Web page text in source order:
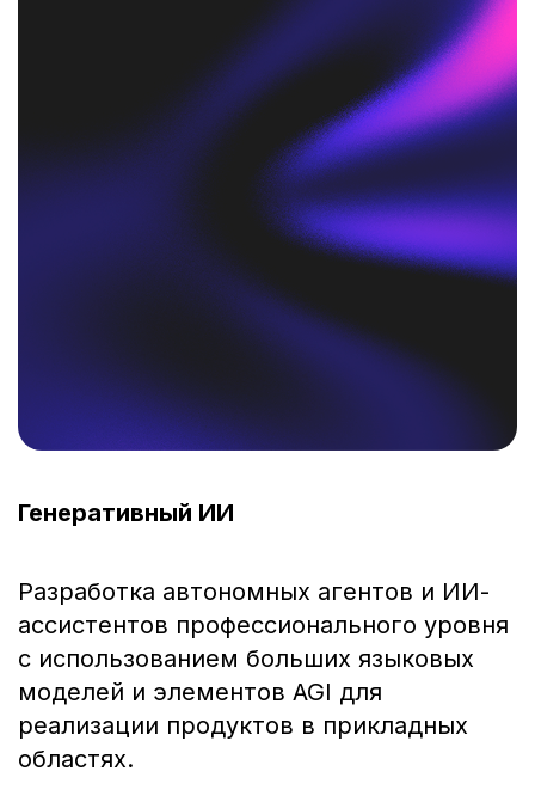
Генеративный ИИ
Разработка автономных агентов и ИИ-
ассистентов профессионального уровня
с использованием больших языковых
моделей и элементов AGI для
реализации продуктов в прикладных
областях.